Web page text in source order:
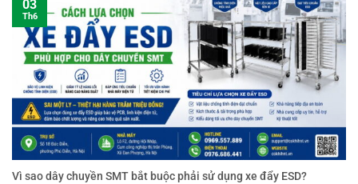
Vì sao dây chuyền SMT bắt buộc phải sử dụng xe đẩy ESD?
03
Th6